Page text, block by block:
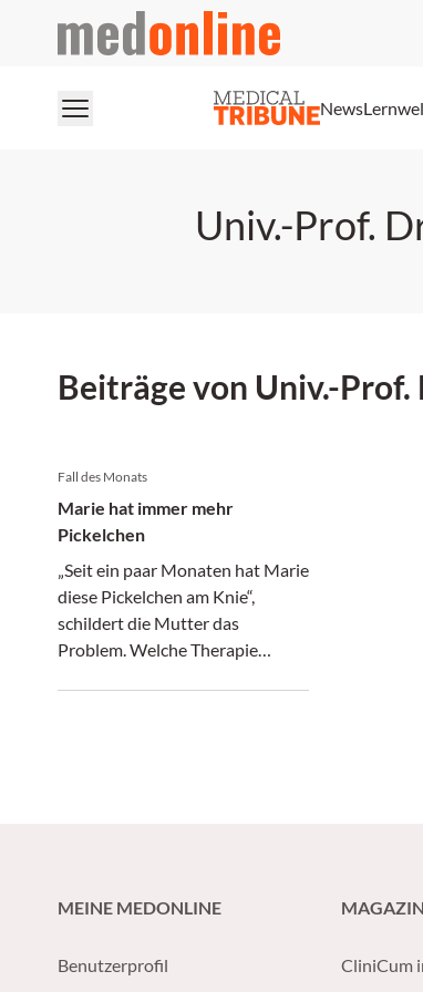
medonline
News
Univ.-Prof.
Beiträge von Univ.-Prof.
Fall des Monats
Marie hat immer mehr
Pickelchen
„Seit ein paar Monaten hat Marie
diese Pickelchen am Knie“,
schildert die Mutter das
Problem. Welche Therapie
MEINE MEDONLINE
Benutzerprofil
CliniCum